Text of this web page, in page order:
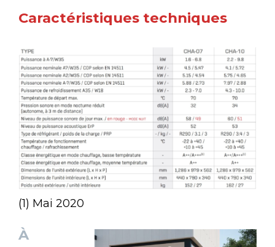
Caractéristiques techniques
(1) Mai 2020
À